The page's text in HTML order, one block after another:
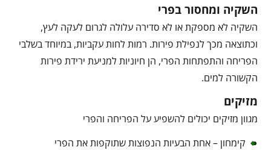
השקיה ומחסור בפרי
השקיה לא מספקת או לא סדירה עלולה לגרום לעקה לעץ,
וכתוצאה מכך לנפילת פירות. רמות לחות עקביות, במיוחד בשלבי
הפריחה והתפתחות הפרי, הן חיוניות למניעת ירידת פירות
הקשורה למים.
מזיקים
מגוון מזיקים יכולים להשפיע על הפריחה והפרי
קימחון – אחת הבעיות הנפוצות שתוקפות את הפרי